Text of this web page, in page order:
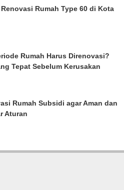
Rumah Type 60 di Kota
Rumah Harus Direnovasi?
Tepat Sebelum Kerusakan
Rumah Subsidi agar Aman dan
Aturan